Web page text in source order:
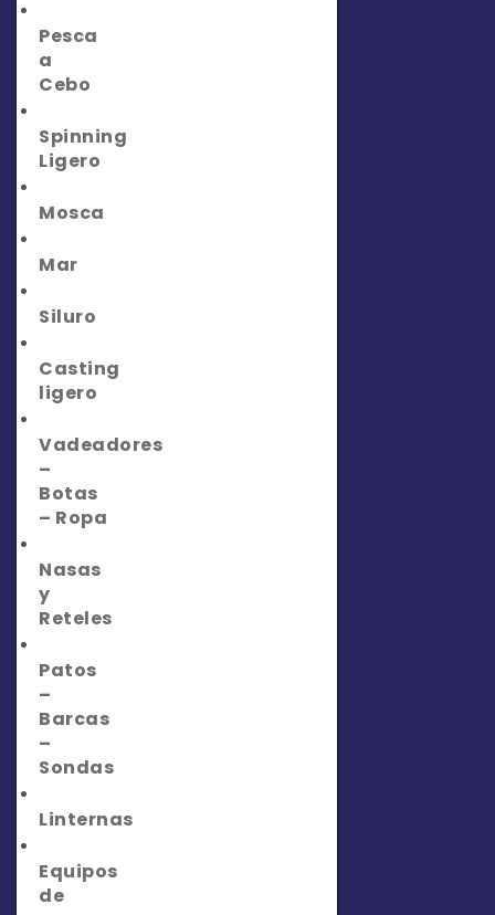
Pesca
a
Cebo
Spinning
Ligero
Mosca
Mar
Siluro
Casting
ligero
Vadeadores
–
Botas
– Ropa
Nasas
y
Reteles
Patos
–
Barcas
–
Sondas
Linternas
Equipos
de